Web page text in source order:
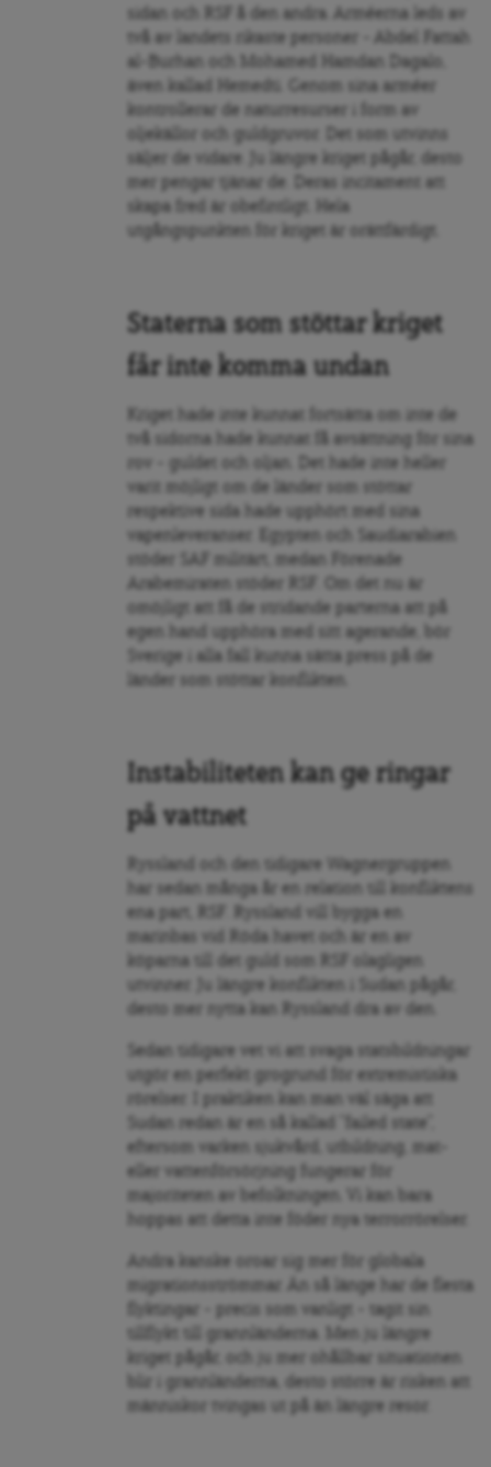
sidan och RSF å den andra. Arméerna leds av
två av landets rikaste personer – Abdel Fattah
al-Burhan och Mohamed Hamdan Dagalo,
även kallad Hemedti. Genom sina arméer
kontrollerar de naturresurser i form av
oljekällor och guldgruvor. Det som utvinns
säljer de vidare. Ju längre kriget pågår, desto
mer pengar tjänar de. Deras incitament att
skapa fred är obefintligt. Hela
utgångspunkten för kriget är orättfärdigt.
Staterna som stöttar kriget
får inte komma undan
Kriget hade inte kunnat fortsätta om inte de
två sidorna hade kunnat få avsättning för sina
rov – guldet och oljan. Det hade inte heller
varit möjligt om de länder som stöttar
respektive sida hade upphört med sina
vapenleveranser. Egypten och Saudiarabien
stöder SAF militärt, medan Förenade
Arabemiraten stöder RSF. Om det nu är
omöjligt att få de stridande parterna att på
egen hand upphöra med sitt agerande, bör
Sverige i alla fall kunna sätta press på de
länder som stöttar konflikten.
Instabiliteten kan ge ringar
på vattnet
Ryssland och den tidigare Wagnergruppen
har sedan många år en relation till konfliktens
ena part, RSF. Ryssland vill bygga en
marinbas vid Röda havet och är en av
köparna till det guld som RSF olagligen
utvinner. Ju längre konflikten i Sudan pågår,
desto mer nytta kan Ryssland dra av den.
Sedan tidigare vet vi att svaga statsbildningar
utgör en perfekt grogrund för extremistiska
rörelser. I praktiken kan man väl säga att
Sudan redan är en så kallad ”failed state”,
eftersom varken sjukvård, utbildning, mat-
eller vattenförsörjning fungerar för
majoriteten av befolkningen. Vi kan bara
hoppas att detta inte föder nya terrorrörelser.
Andra kanske oroar sig mer för globala
migrationsströmmar. Än så länge har de flesta
flyktingar – precis som vanligt – tagit sin
tillflykt till grannländerna. Men ju längre
kriget pågår, och ju mer ohållbar situationen
blir i grannländerna, desto större är risken att
människor tvingas ut på än längre resor.